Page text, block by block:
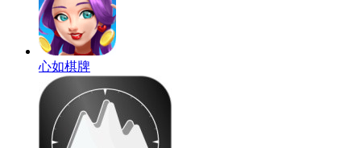
心如棋牌